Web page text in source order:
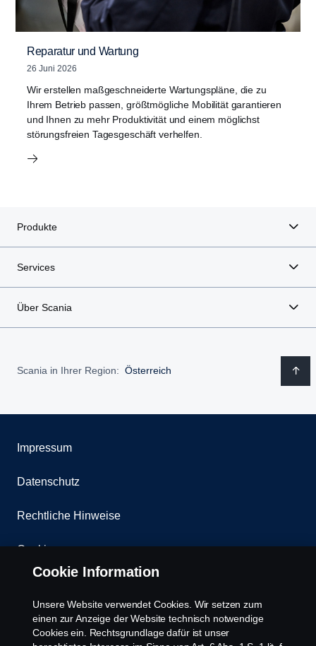
Reparatur und Wartung
26 Juni 2026
Wir erstellen maßgeschneiderte Wartungspläne, die zu
Ihrem Betrieb passen, größtmögliche Mobilität garantieren
und Ihnen zu mehr Produktivität und einem möglichst
störungsfreien Tagesgeschäft verhelfen.
Produkte
Services
Über Scania
Scania in Ihrer Region: Österreich
Impressum
Datenschutz
Rechtliche Hinweise
Cookies
Whistleblowing
Cookie Information
Unsere Website verwendet Cookies. Wir setzen zum
einen zur Anzeige der Website technisch notwendige
Cookies ein. Rechtsgrundlage dafür ist unser